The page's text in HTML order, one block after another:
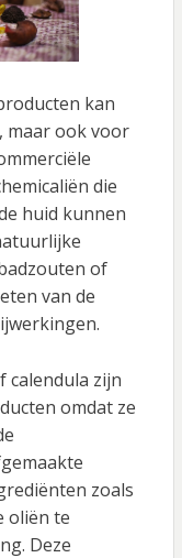
kan
maar ook voor
die
huid kunnen
of
van de
calendula zijn
omdat ze
zoals
oliën te
Deze